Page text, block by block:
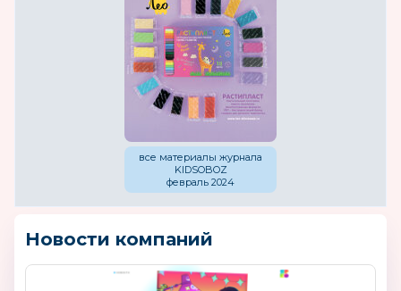
все материалы журнала
KIDSOBOZ
февраль 2024
Новости компаний